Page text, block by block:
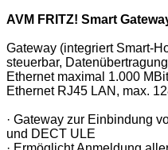
AVM FRITZ! Smart
Gateway (integriert Smart-
steuerbar,
Ethernet maximal 1.000
Ethernet RJ45 LAN, max.
· Gateway zur Einbindung
und DECT ULE